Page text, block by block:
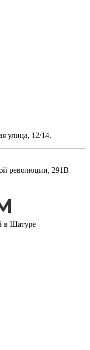
улица, 12/14.
революции, 291В
в Шатуре